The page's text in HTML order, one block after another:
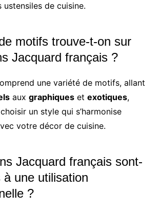
ustensiles de cuisine.
motifs trouve-t-on sur
Jacquard français ?
une variété de motifs, allant
aux graphiqueset exotiques,
un style qui s’harmonise
votre décor de cuisine.
Jacquard français sont-
à une utilisation
?